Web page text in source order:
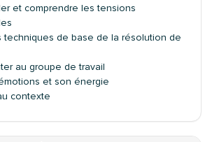
et comprendre les tensions
techniques de base de la résolution de
au groupe de travail
et son énergie
contexte